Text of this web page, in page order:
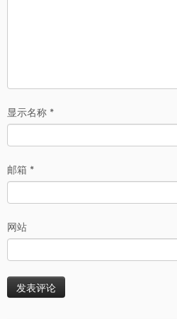
显示名称 *
邮箱 *
网站